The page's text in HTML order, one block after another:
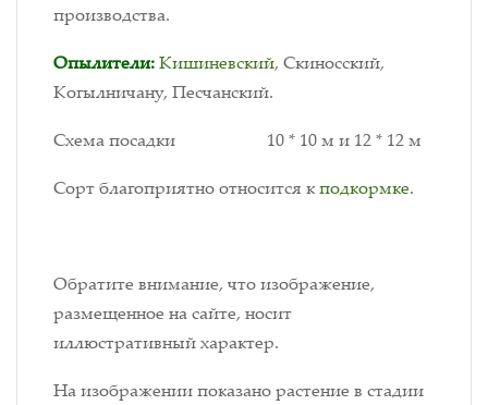
производства.
Опылители:Кишиневский, Скиносский,
Когылничану, Песчанский.
Схема посадки 10 * 10 м и 12 * 12 м
Сорт благоприятно относится кподкормке.
Обратите внимание, что изображение,
размещенное на сайте, носит
иллюстративный характер.
На изображении показано растение в стадии